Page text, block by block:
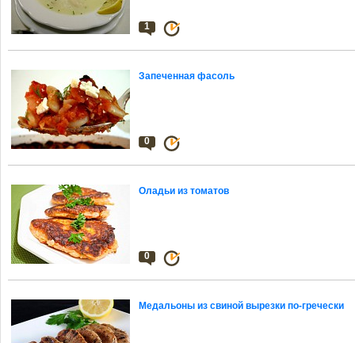
1
Запеченная фасоль
0
Оладьи из томатов
0
Медальоны из свиной вырезки по-гречески